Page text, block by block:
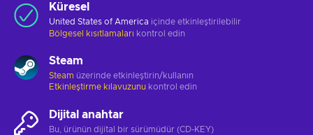
Küresel
United States of America içinde etkinleştirilebilir
Bölgesel kısıtlamaları kontrol edin
Steam
Steam üzerinde etkinleştirin/kullanın
Etkinleştirme kılavuzunu kontrol edin
Dijital anahtar
Bu, ürünün dijital bir sürümüdür (CD-KEY)